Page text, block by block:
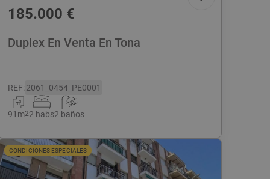
185.000 €
Duplex En Venta En Tona
REF:2061_0454_PE0001
91 m22 habs2 baños
CONDICIONES ESPECIALES